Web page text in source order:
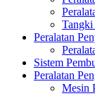
Tangki
Peralatan
Sistem
Peralatan
Mesin